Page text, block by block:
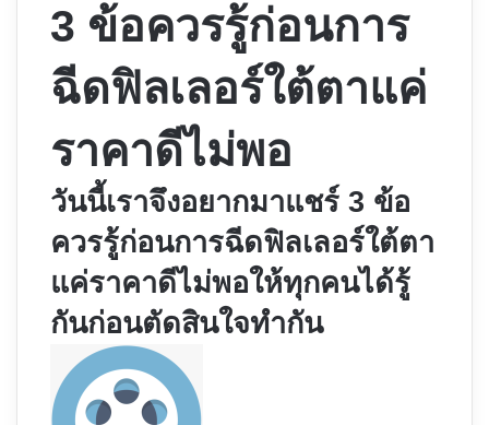
3 ข้อควรรู้ก่อนการ
ฉีดฟิลเลอร์ใต้ตาแค่
ราคาดีไม่พอ
วันนี้เราจึงอยากมาแชร์ 3 ข้อ
ควรรู้ก่อนการฉีดฟิลเลอร์ใต้ตา
แค่ราคาดีไม่พอให้ทุกคนได้รู้
กันก่อนตัดสินใจทำกัน